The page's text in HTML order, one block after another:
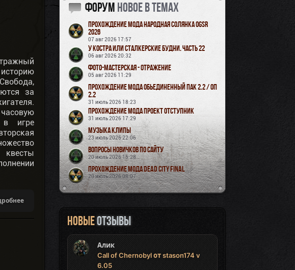
за
в игре
Форум новое в темах
Прохождение мода Народная Солянка OGSR
2026
07 авг 2026 17:57
У Костра или Сталкерские будни. Часть 22
06 авг 2026 20:32
Фото-мастерская - Отражение
05 авг 2026 11:29
Прохождение мода Обьединенный Пак 2.2 / ОП
2.2
31 июль 2026 18:23
Прохождение мода Проект Отступник
31 июль 2026 17:29
Музыка Клипы
23 июль 2026 22:06
Вопросы новичков по сайту
20 июль 2026 15:28
Прохождение мода Dead City Final
20 июль 2026 08:07
Новыеотзывы
Алик
Call of Chernobyl от stason174 v
6.05